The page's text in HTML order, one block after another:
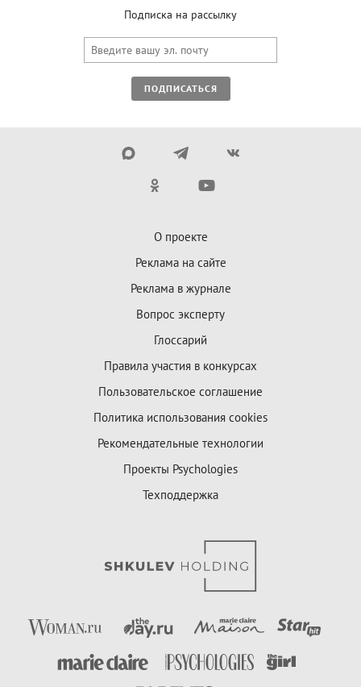
Подписка на рассылку
ПОДПИСАТЬСЯ
О проекте
Реклама на сайте
Реклама в журнале
Вопрос эксперту
Глоссарий
Правила участия в конкурсах
Пользовательское соглашение
Политика использования cookies
Рекомендательные технологии
Проекты Psychologies
Техподдержка